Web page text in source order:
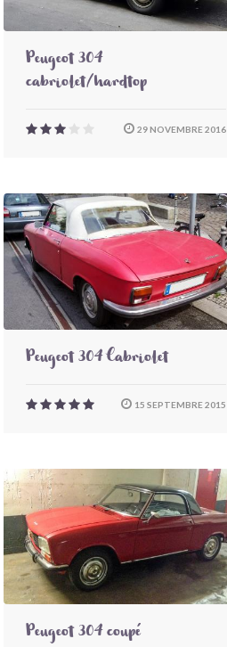
Peugeot 304
cabriolet/hardtop
29 NOVEMBRE 2016
Peugeot 304 Cabriolet
15 SEPTEMBRE 2015
Peugeot 304 coupé